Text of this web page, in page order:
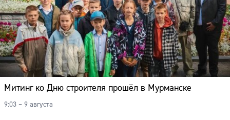
Митинг ко Дню строителя прошёл в Мурманске
9:03 – 9 августа